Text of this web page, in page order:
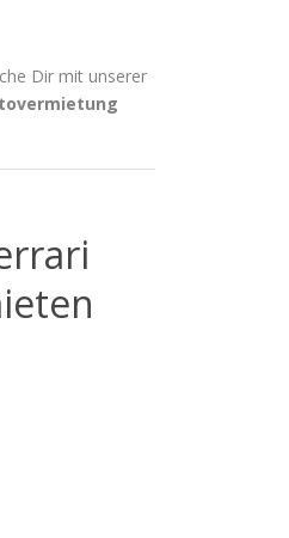
Dir mit unserer